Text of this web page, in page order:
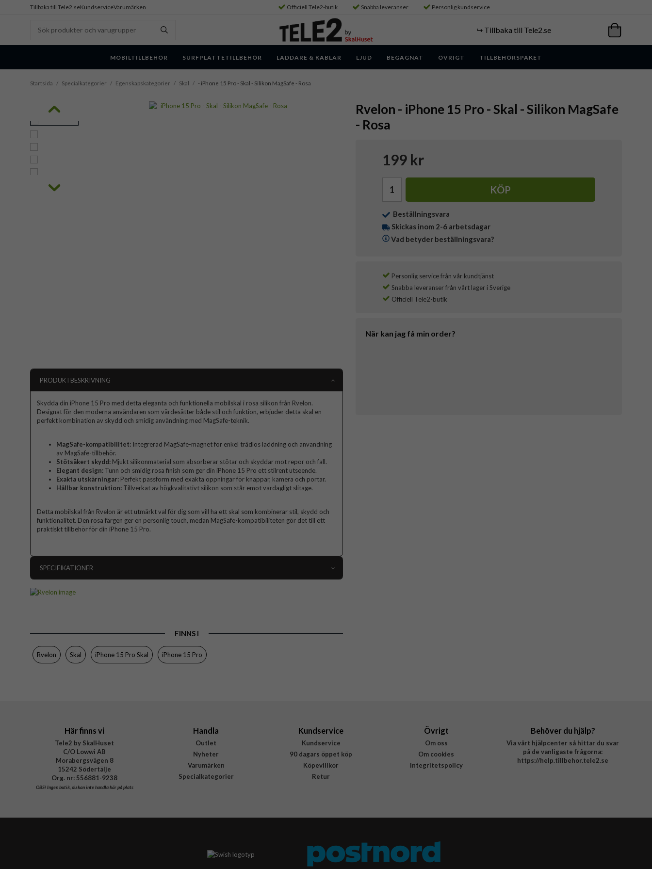
Tillbaka till Tele2.seKundserviceVarumärken Officiell Tele2-butik Snabba leveranser Personlig kundservice
↪️ Tillbaka till Tele2.se
MOBILTILLBEHÖR SURFPLATTETILLBEHÖR LADDARE & KABLAR LJUD BEGAGNAT ÖVRIGT TILLBEHÖRSPAKET
Startsida / Specialkategorier / Egenskapskategorier / Skal / - iPhone 15 Pro - Skal - Silikon MagSafe - Rosa
Rvelon - iPhone 15 Pro - Skal - Silikon MagSafe
- Rosa
199 kr
KÖP
Beställningsvara
Skickas inom 2-6 arbetsdagar
Vad betyder beställningsvara?
Personlig service från vår kundtjänst
Snabba leveranser från vårt lager i Sverige
Officiell Tele2-butik
När kan jag få min order?
PRODUKTBESKRIVNING
Skydda din iPhone 15 Pro med detta eleganta och funktionella mobilskal i rosa silikon från Rvelon.
Designat för den moderna användaren som värdesätter både stil och funktion, erbjuder detta skal en
perfekt kombination av skydd och smidig användning med MagSafe-teknik.
MagSafe-kompatibilitet: Integrerad MagSafe-magnet för enkel trådlös laddning och användning
av MagSafe-tillbehör.
Stötsäkert skydd: Mjukt silikonmaterial som absorberar stötar och skyddar mot repor och fall.
Elegant design: Tunn och smidig rosa finish som ger din iPhone 15 Pro ett stilrent utseende.
Exakta utskärningar: Perfekt passform med exakta öppningar för knappar, kamera och portar.
Hållbar konstruktion: Tillverkat av högkvalitativt silikon som står emot vardagligt slitage.
Detta mobilskal från Rvelon är ett utmärkt val för dig som vill ha ett skal som kombinerar stil, skydd och
funktionalitet. Den rosa färgen ger en personlig touch, medan MagSafe-kompatibiliteten gör det till ett
praktiskt tillbehör för din iPhone 15 Pro.
SPECIFIKATIONER
Egenskaper
Greppvänlig, MagSafe-kompatibel
Färg
Material
FINNS I
Rvelon Skal iPhone 15 Pro Skal iPhone 15 Pro
Här finns vi
Tele2 by SkalHuset
C/O Lowwi AB
Morabergsvägen 8
15242 Södertälje
Org. nr: 556881-9238
OBS!Ingen butik, du kan inte handla här på plats
Handla
Outlet
Nyheter
Varumärken
Specialkategorier
Kundservice
Kundservice
90 dagars öppet köp
Köpevillkor
Retur
Övrigt
Om oss
Om cookies
Integritetspolicy
Behöver du hjälp?
Via vårt hjälpcenter så hittar du svar
på de vanligaste frågorna:
https://help.tillbehor.tele2.se